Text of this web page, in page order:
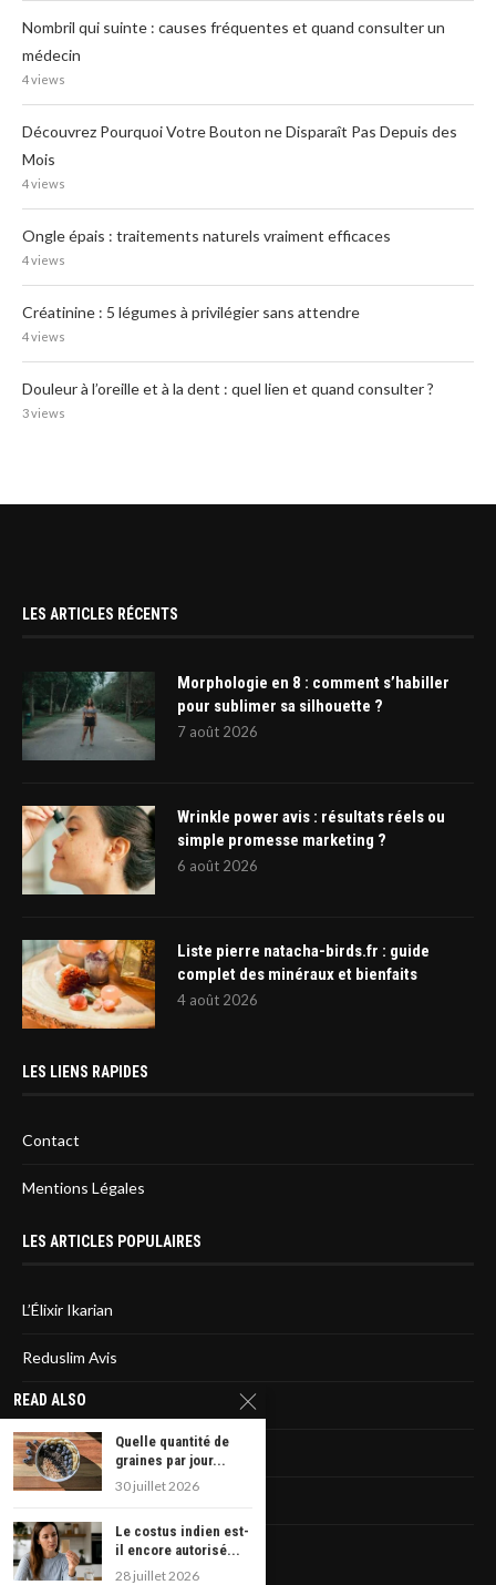
Nombril qui suinte : causes fréquentes et quand consulter un
médecin
4 views
Découvrez Pourquoi Votre Bouton ne Disparaît Pas Depuis des
Mois
4 views
Ongle épais : traitements naturels vraiment efficaces
4 views
Créatinine : 5 légumes à privilégier sans attendre
4 views
Douleur à l’oreille et à la dent : quel lien et quand consulter ?
3 views
LES ARTICLES RÉCENTS
Morphologie en 8 : comment s’habiller
pour sublimer sa silhouette ?
7 août 2026
Wrinkle power avis : résultats réels ou
simple promesse marketing ?
6 août 2026
Liste pierre natacha-birds.fr : guide
complet des minéraux et bienfaits
4 août 2026
LES LIENS RAPIDES
Contact
Mentions Légales
LES ARTICLES POPULAIRES
L’Élixir Ikarian
Reduslim Avis
Sirtfood diet : L’avis des médecins
La liste des statines dangereuses
Veniseptico : les avis
READ ALSO
Quelle quantité de
graines par jour...
30 juillet 2026
Le costus indien est-
il encore autorisé...
28 juillet 2026